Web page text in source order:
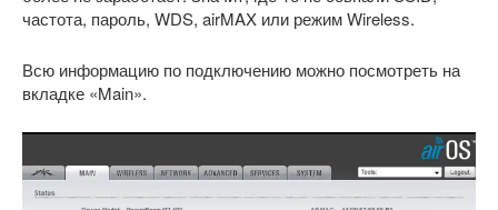
частота, пароль, WDS, airMAX или режим Wireless.
Всю информацию по подключению можно посмотреть на
вкладке «Main».